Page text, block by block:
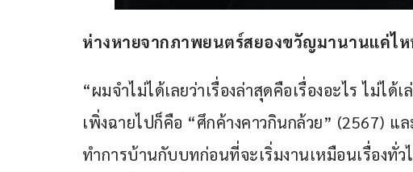
ห่างหายจากภาพยนตร์สยองขวัญมานานแค่ไ
“ผมจำไม่ได้เลยว่าเรื่องล่าสุดคือเรื่องอะไร ไม่ไ
เพิ่งฉายไปก็คือ “ศึกค้างคาวกินกล้วย” (2567)
ทำการบ้านกับบทก่อนที่จะเริ่มงานเหมือนเรื่องทั่ว